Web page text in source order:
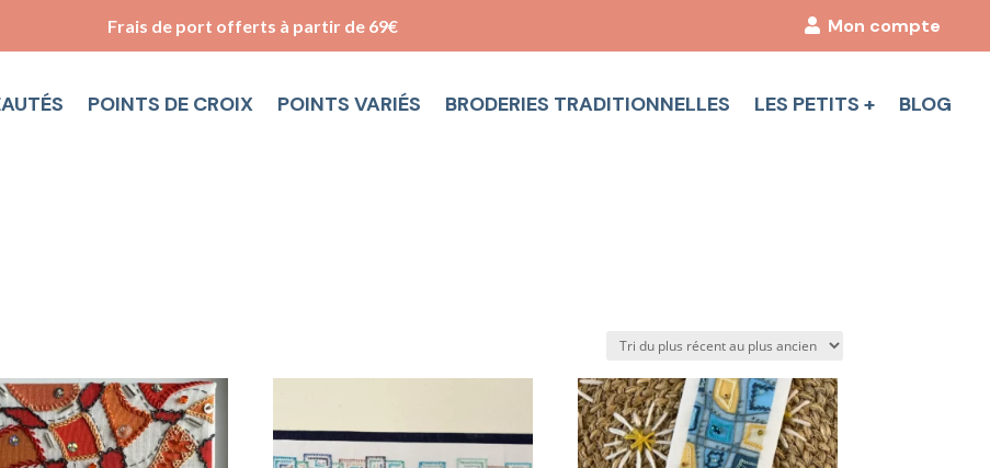
Frais de port offerts à partir de 69€ Mon compte
POINTS DE CROIX POINTS VARIÉS BRODERIES TRADITIONNELLES LES PETITS + BLOG